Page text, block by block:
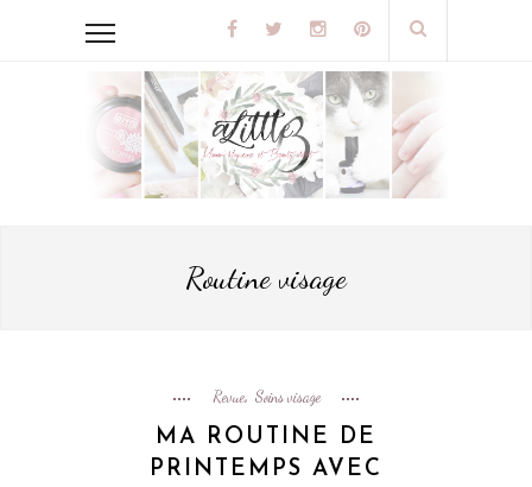
Routine visage
Revue, Soins visage
MA ROUTINE DE
PRINTEMPS AVEC